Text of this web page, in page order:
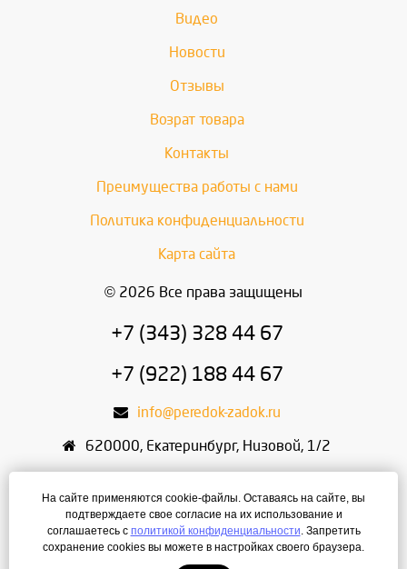
Видео
Новости
Отзывы
Возрат товара
Контакты
Преимущества работы с нами
Политика конфиденциальности
Карта сайта
© 2026 Все права защищены
+7 (343) 328 44 67
+7 (922) 188 44 67
info@peredok-zadok.ru
620000, Екатеринбург, Низовой, 1/2
ИНН: 666400495321
ОГРН: 304667436400168
На сайте применяются cookie-файлы. Оставаясь на сайте, вы
подтверждаете свое согласие на их использование и
соглашаетесь с политикой конфиденциальности. Запретить
сохранение cookies вы можете в настройках своего браузера.